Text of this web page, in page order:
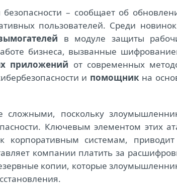
– сообщает об
пользователей. Среди
в модуле защиты
бизнеса, вызванные
приложений от современных
и помощникна
сложными, поскольку
Ключевым элементом этих
корпоративным системам,
компании платить за
копии, которые